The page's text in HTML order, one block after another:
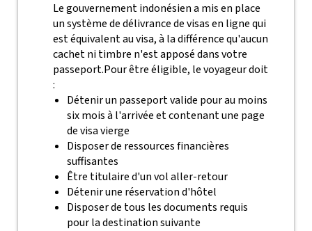
Le gouvernement indonésien a mis en place
un système de délivrance de visas en ligne qui
est équivalent au visa, à la différence qu'aucun
cachet ni timbre n'est apposé dans votre
passeport.Pour être éligible, le voyageur doit
:
Détenir un passeport valide pour au moins
six mois à l'arrivée et contenant une page
de visa vierge
Disposer de ressources financières
suffisantes
Être titulaire d'un vol aller-retour
Détenir une réservation d'hôtel
Disposer de tous les documents requis
pour la destination suivante